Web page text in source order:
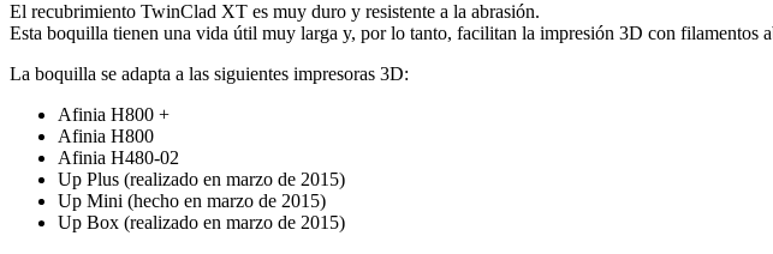
El recubrimiento TwinClad XT es muy duro y resistente a la abrasión.
Esta boquilla tienen una vida útil muy larga y, por lo tanto, facilitan la impresión 3D con filamentos
La boquilla se adapta a las siguientes impresoras 3D:
Afinia H800 +
Afinia H800
Afinia H480-02
Up Plus (realizado en marzo de 2015)
Up Mini (hecho en marzo de 2015)
Up Box (realizado en marzo de 2015)